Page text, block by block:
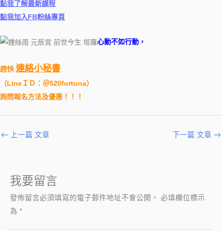
點我了解最新課程
點我加入FB粉絲專頁
心動不如行動，
趕快 連絡小秘書
（LineＩＤ：＠520fortuna）
詢問報名方法及優惠！！！
← 上一篇 文章 下一篇 文章 →
我要留言
發佈留言必須填寫的電子郵件地址不會公開。 必填欄位標示
為 *